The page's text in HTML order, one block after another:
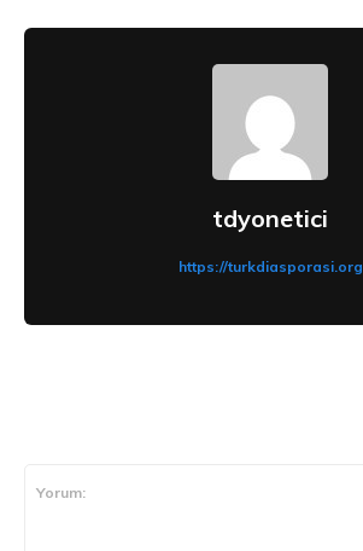
tdyonetici
https://turkdiasporasi.org